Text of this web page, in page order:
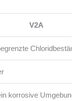
V2A
korrosive Umgebungen